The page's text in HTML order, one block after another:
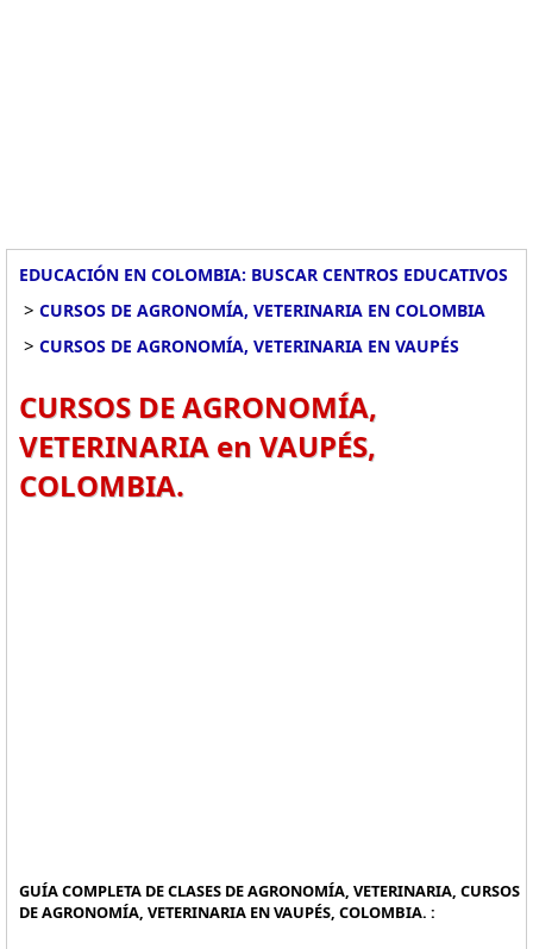
EDUCACIÓN EN COLOMBIA: BUSCAR CENTROS EDUCATIVOS
> CURSOS DE AGRONOMÍA, VETERINARIA EN COLOMBIA
> CURSOS DE AGRONOMÍA, VETERINARIA EN VAUPÉS
CURSOS DE AGRONOMÍA,
VETERINARIA en VAUPÉS,
COLOMBIA.
GUÍA COMPLETA DE CLASES DE AGRONOMÍA, VETERINARIA, CURSOS
DE AGRONOMÍA, VETERINARIA EN VAUPÉS, COLOMBIA. :